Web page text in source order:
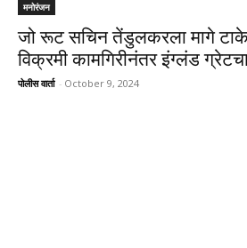
मनोरंजन
जो रूट सचिन तेंडुलकरला मागे
विक्रमी कामगिरीनंतर इंग्लंड
पोलीस वार्ता - October 9, 2024